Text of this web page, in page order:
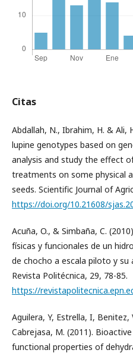
Citas
Abdallah, N., Ibrahim, H. & Ali,
lupine genotypes based on
analysis and study the effect
treatments on some physical
seeds. Scientific Journal of
https://doi.org/10.21608/
Acuña, O., & Simbaña, C.
físicas y funcionales de un
de chocho a escala piloto y
Revista Politécnica, 29, 78-85.
https://
Aguilera, Y, Estrella, I,
Cabrejasa, M. (2011).
functional properties of